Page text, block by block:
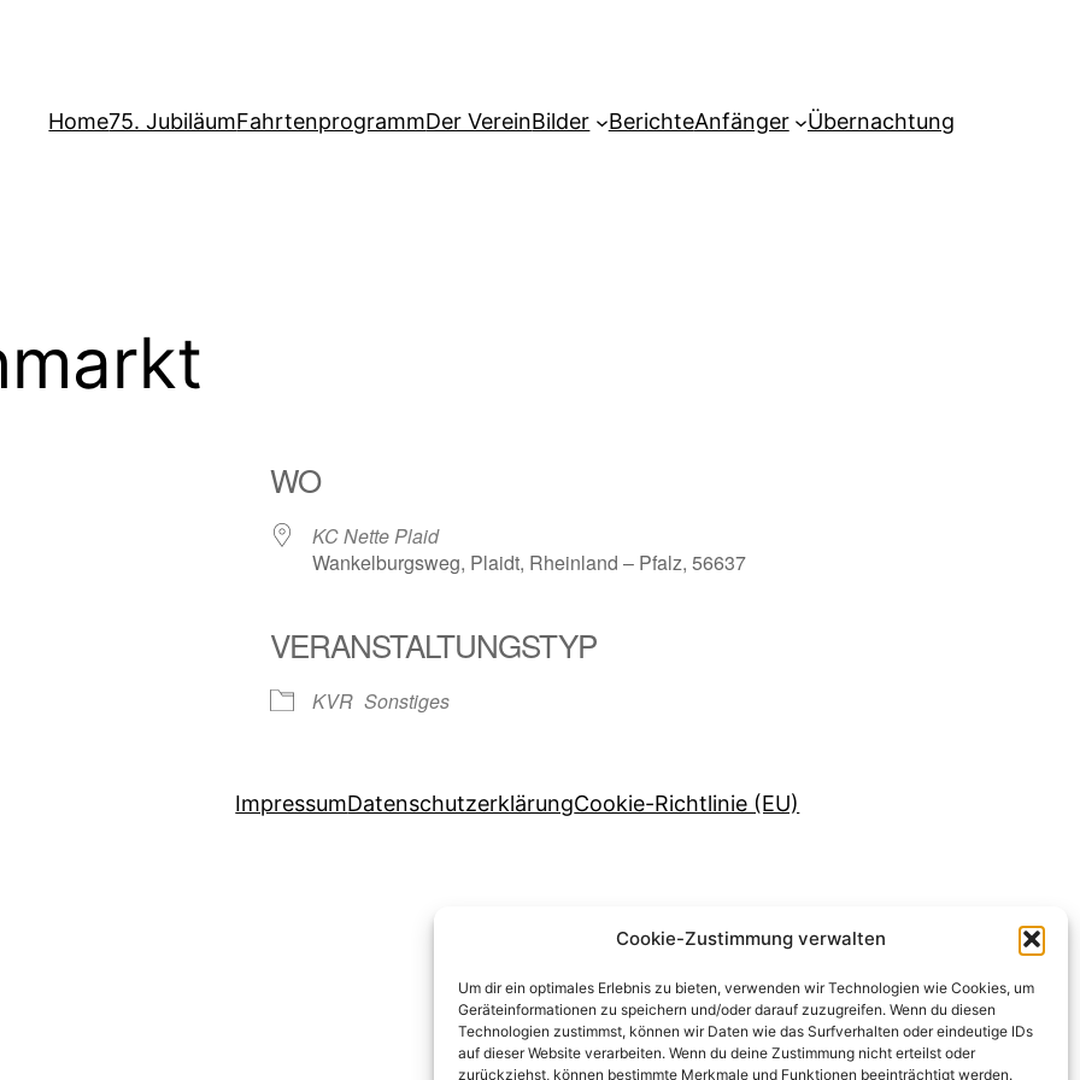
Cookie-Zustimmung verwalten
Um dir ein optimales Erlebnis zu bieten, verwenden wir Technologien wie Cookies, um
Geräteinformationen zu speichern und/oder darauf zuzugreifen. Wenn du diesen
Technologien zustimmst, können wir Daten wie das Surfverhalten oder eindeutige IDs
auf dieser Website verarbeiten. Wenn du deine Zustimmung nicht erteilst oder
zurückziehst, können bestimmte Merkmale und Funktionen beeinträchtigt werden.
Home75. JubiläumFahrtenprogrammDer VereinBilder BerichteAnfänger Übernachtung
iCalendar
WO
KC Nette Plaid
Wankelburgsweg, Plaidt, Rheinland – Pfalz, 56637
VERANSTALTUNGSTYP
KVR Sonstiges
ImpressumDatenschutzerklärungCookie-Richtlinie (EU)